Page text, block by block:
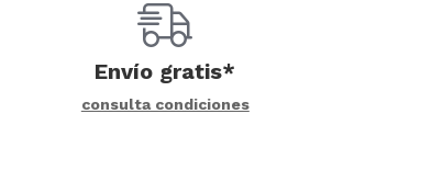
Envío gratis*
consulta condiciones